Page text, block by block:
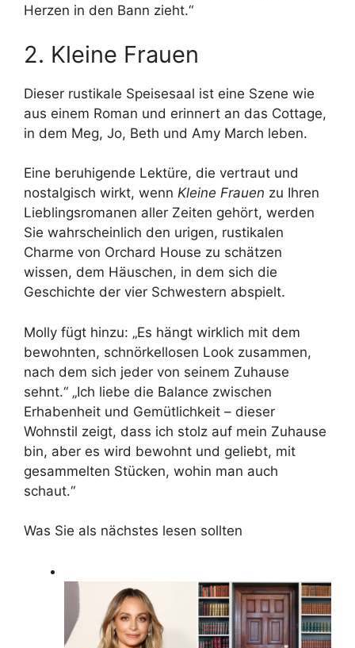
Herzen in den Bann zieht.“
2. Kleine Frauen
Dieser rustikale Speisesaal ist eine Szene wie
aus einem Roman und erinnert an das Cottage,
in dem Meg, Jo, Beth und Amy March leben.
Eine beruhigende Lektüre, die vertraut und
nostalgisch wirkt, wenn Kleine Frauen zu Ihren
Lieblingsromanen aller Zeiten gehört, werden
Sie wahrscheinlich den urigen, rustikalen
Charme von Orchard House zu schätzen
wissen, dem Häuschen, in dem sich die
Geschichte der vier Schwestern abspielt.
Molly fügt hinzu: „Es hängt wirklich mit dem
bewohnten, schnörkellosen Look zusammen,
nach dem sich jeder von seinem Zuhause
sehnt.“ „Ich liebe die Balance zwischen
Erhabenheit und Gemütlichkeit – dieser
Wohnstil zeigt, dass ich stolz auf mein Zuhause
bin, aber es wird bewohnt und geliebt, mit
gesammelten Stücken, wohin man auch
schaut.“
Was Sie als nächstes lesen sollten